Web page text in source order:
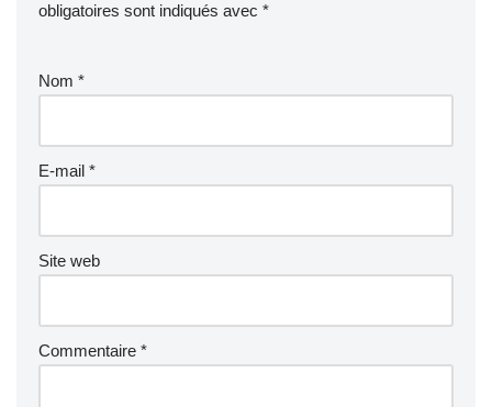
obligatoires sont indiqués avec *
Nom *
E-mail *
Site web
Commentaire *